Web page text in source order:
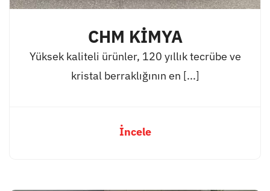
CHM KİMYA
Yüksek kaliteli ürünler, 120 yıllık tecrübe ve
kristal berraklığının en [...]
İncele